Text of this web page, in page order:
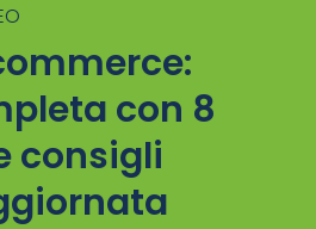
con 8
consigli